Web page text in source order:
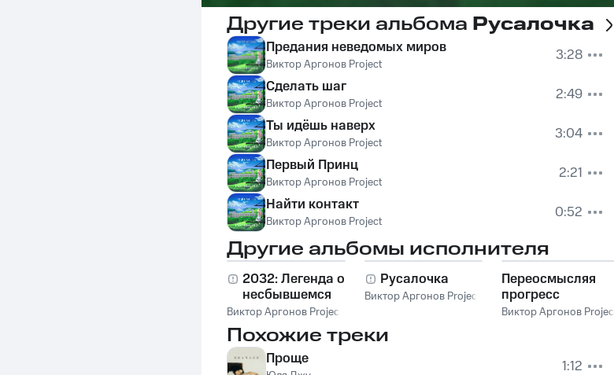
Другие треки альбома Русалочка
Предания неведомых миров
Виктор Аргонов Project
3:28
Сделать шаг
Виктор Аргонов Project
2:49
Ты идёшь наверх
Виктор Аргонов Project
3:04
Первый Принц
Виктор Аргонов Project
2:21
Найти контакт
Виктор Аргонов Project 0:52
Другие альбомы исполнителя
2032: Легенда о
несбывшемся
грядущем
Виктор Аргонов Project
Русалочка
Виктор Аргонов Project
Переосмысляя
прогресс
Виктор Аргонов Project
Похожие треки
Проще
1:12